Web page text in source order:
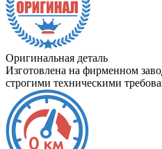
Оригинальная деталь
Изготовлена на фирменном
строгими техническими